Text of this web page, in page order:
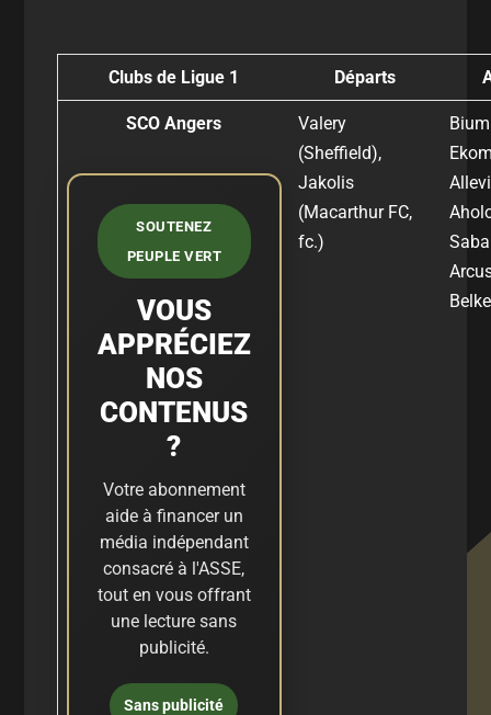
Clubs de Ligue 1 Départs
SCO Angers
SOUTENEZ
PEUPLE VERT
VOUS
APPRÉCIEZ
NOS
CONTENUS
?
Votre abonnement
aide à financer un
média indépendant
consacré à l'ASSE,
tout en vous offrant
une lecture sans
publicité.
Sans publicité
Valery
(Sheffield),
Jakolis
(Macarthur FC,
fc.)